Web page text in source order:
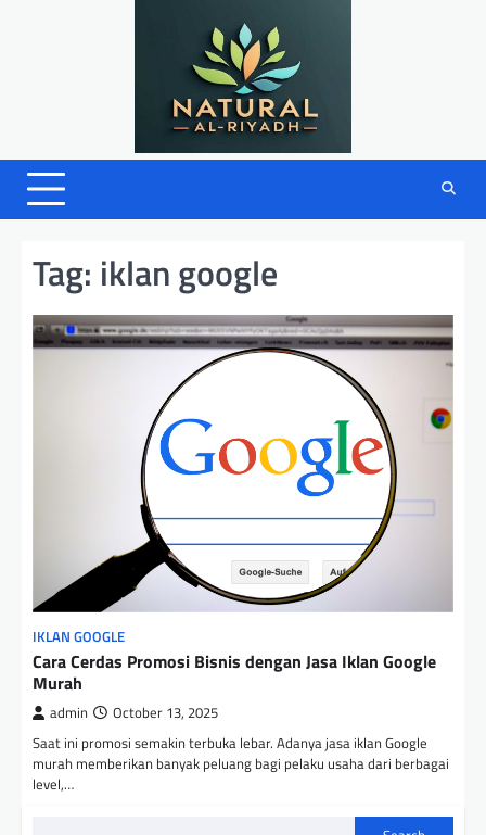
Tag: iklan google
IKLAN GOOGLE
Cara Cerdas Promosi Bisnis dengan Jasa Iklan Google
Murah
admin October 13, 2025
Saat ini promosi semakin terbuka lebar. Adanya jasa iklan Google
murah memberikan banyak peluang bagi pelaku usaha dari berbagai
level,…